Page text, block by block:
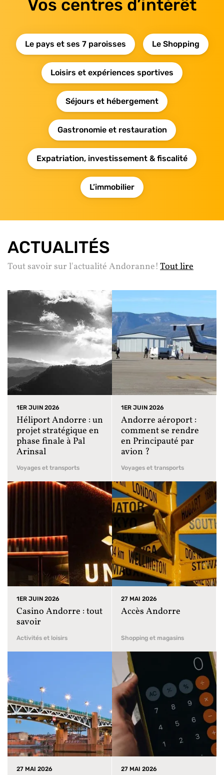
Vos centres d’intérêt
Le pays et ses 7 paroisses Le Shopping
Loisirs et expériences sportives
Séjours et hébergement
Gastronomie et restauration
Expatriation, investissement & fiscalité
L’immobilier
ACTUALITÉS
Tout savoir sur l'actualité Andoranne! Tout lire
1ER JUIN 2026
Héliport Andorre : un
projet stratégique en
phase finale à Pal
Arinsal
Voyages et transports
1ER JUIN 2026
Andorre aéroport :
comment se rendre
en Principauté par
avion ?
Voyages et transports
1ER JUIN 2026
Casino Andorre : tout
savoir
Activités et loisirs
27 MAI 2026
Accès Andorre
Shopping et magasins
27 MAI 2026 27 MAI 2026